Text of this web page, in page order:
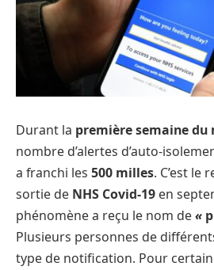
Durant la première semaine
nombre d’alertes d’auto-
a franchi les 500 milles. C’est le
sortie de NHS Covid-19 en
phénomène a reçu le nom de«
Plusieurs personnes de
type de notification. Pour